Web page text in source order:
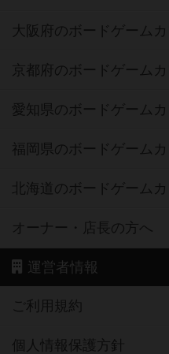
大阪府のボードゲームカ
京都府のボードゲームカ
愛知県のボードゲームカ
福岡県のボードゲームカ
北海道のボードゲームカ
オーナー・店長の方へ
運営者情報
ご利用規約
個人情報保護方針